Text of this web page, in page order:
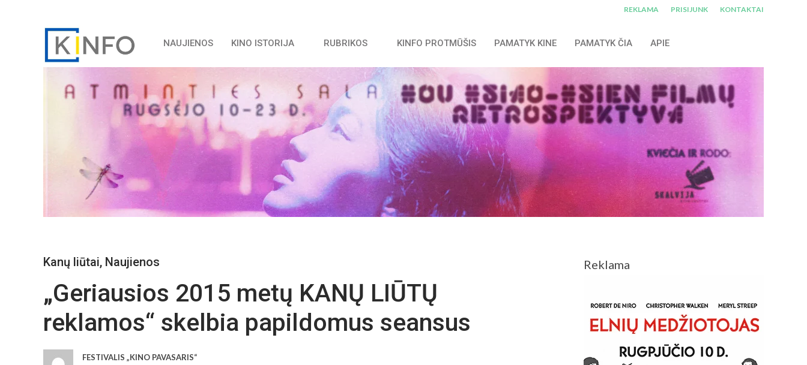
REKLAMA PRISIJUNK KONTAKTAI
NAUJIENOS KINO ISTORIJA RUBRIKOS KINFO PROTMŪŠIS PAMATYK KINE PAMATYK ČIA APIE
Kanų liūtai, Naujienos
„Geriausios 2015 metų KANŲ LIŪTŲ
reklamos“ skelbia papildomus seansus
FESTIVALIS „KINO PAVASARIS“
Reklama